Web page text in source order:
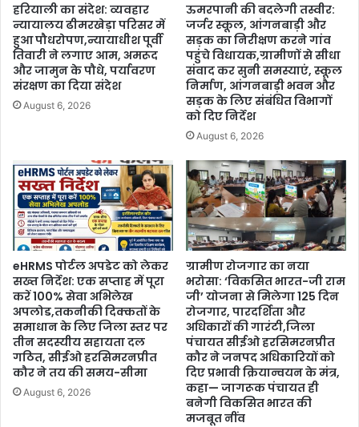
हरियाली का संदेश: व्यवहार
न्यायालय ढीमरखेड़ा परिसर में
हुआ पौधरोपण,न्यायाधीश पूर्वी
तिवारी ने लगाए आम, अमरूद
और जामुन के पौधे, पर्यावरण
संरक्षण का दिया संदेश
August 6, 2026
ऊमरपानी की बदलेगी तस्वीर:
जर्जर स्कूल, आंगनबाड़ी और
सड़क का निरीक्षण करने गांव
पहुंचे विधायक,ग्रामीणों से सीधा
संवाद कर सुनी समस्याएं, स्कूल
निर्माण, आंगनबाड़ी भवन और
सड़क के लिए संबंधित विभागों
को दिए निर्देश
August 6, 2026
eHRMS पोर्टल अपडेट को लेकर
सख्त निर्देश: एक सप्ताह में पूरा
करें 100% सेवा अभिलेख
अपलोड,तकनीकी दिक्कतों के
समाधान के लिए जिला स्तर पर
तीन सदस्यीय सहायता दल
गठित, सीईओ हरसिमरनप्रीत
कौर ने तय की समय-सीमा
August 6, 2026
ग्रामीण रोजगार का नया
भरोसा: ‘विकसित भारत-जी राम
जी’ योजना से मिलेगा 125 दिन
रोजगार, पारदर्शिता और
अधिकारों की गारंटी,जिला
पंचायत सीईओ हरसिमरनप्रीत
कौर ने जनपद अधिकारियों को
दिए प्रभावी क्रियान्वयन के मंत्र,
कहा— जागरूक पंचायत ही
बनेगी विकसित भारत की
मजबूत नींव